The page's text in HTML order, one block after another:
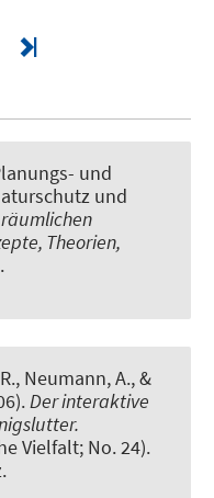
und
und
Theorien,
Neumann, A., &
Der interaktive
Vielfalt; No. 24).